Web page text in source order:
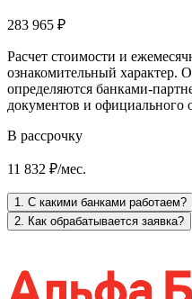
283 965 ₽
Расчет стоимости и
ознакомительный характер.
определяются банками-
документов и официального
В рассрочку
11 832 ₽/мес.
1. С какими банками работаем?
2. Как обрабатывается заявка?